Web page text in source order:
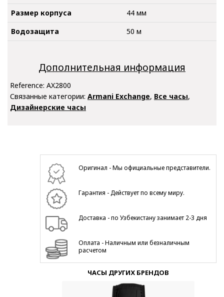
Размер корпуса
44 мм
Водозащита
50 м
Дополнительная информация
Reference: AX2800
Связанные категории: Armani Exchange, Все часы,
Дизайнерские часы
Оригинал - Мы официальные представители.
Гарантия - Действует по всему миру.
Доставка - по Узбекистану занимает 2-3 дня
Оплата - Наличным или безналичным
расчетом
ЧАСЫ ДРУГИХ БРЕНДОВ